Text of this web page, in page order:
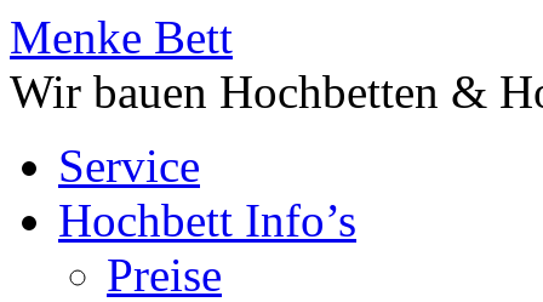
Menke Bett
Wir bauen Hochbetten &
Service
Hochbett Info’s
Preise